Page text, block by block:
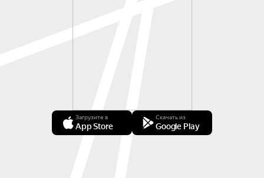
Загрузите в
App Store
Скачать из
Google Play